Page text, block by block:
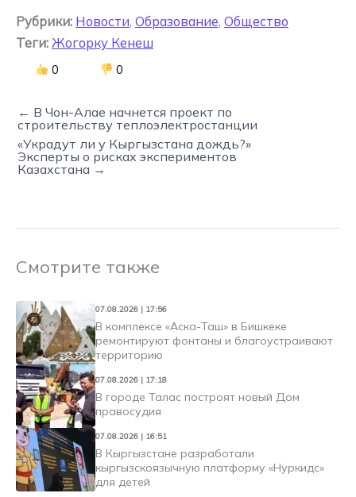
Рубрики: Новости, Образование, Общество
Теги: Жогорку Кенеш
0 0
← В Чон-Алае начнется проект по
строительству теплоэлектростанции
«Украдут ли у Кыргызстана дождь?»
Эксперты о рисках экспериментов
Казахстана →
Смотрите также
07.08.2026 | 17:56
В комплексе «Аска-Таш» в Бишкеке
ремонтируют фонтаны и благоустраивают
территорию
07.08.2026 | 17:18
В городе Талас построят новый Дом
правосудия
07.08.2026 | 16:51
В Кыргызстане разработали
кыргызскоязычную платформу «Нуркидс»
для детей